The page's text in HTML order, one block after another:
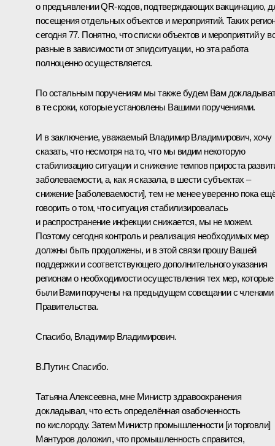
о предъявлении QR-кодов, подтверждающих вакцинацию,
посещения отдельных объектов и мероприятий. Таких
сегодня 77. Понятно, что списки объектов и мероприятий у
разные в зависимости от эпидситуации, но эта работа
полноценно осуществляется.
По остальным поручениям мы также будем Вам
в те сроки, которые установлены Вашими поручениями.
И в заключение, уважаемый Владимир Владимирович, хочу
сказать, что несмотря на то, что мы видим некоторую
стабилизацию ситуации и снижение темпов прироста
заболеваемости, а, как я сказала, в шести субъектах –
снижение [заболеваемости], тем не менее уверенно пока
говорить о том, что ситуация стабилизировалась
и распространение инфекции снижается, мы не можем.
Поэтому сегодня контроль и реализация необходимых мер
должны быть продолжены, и в этой связи прошу Вашей
поддержки и соответствующего дополнительного указания
регионам о необходимости осуществления тех мер, которые
были Вами поручены на предыдущем совещании с членами
Правительства.
Спасибо, Владимир Владимирович.
В.Путин: Спасибо.
Татьяна Алексеевна, мне Министр здравоохранения
докладывал, что есть определённая озабоченность
по кислороду. Затем Министр промышленности [и торговли]
Мантуров доложил, что промышленность справится,